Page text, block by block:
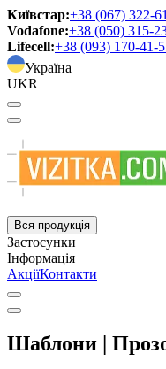
Київстар:+38 (067) 322-
Vodafone:+38 (050) 315-
Lifecell:+38 (093) 170-41-
Україна
UKR
Вся продукція
Застосунки
Інформація
АкціїКонтакти
Шаблони |